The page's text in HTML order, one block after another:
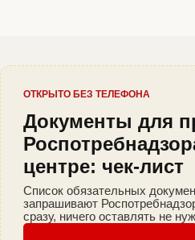
ОТКРЫТО БЕЗ ТЕЛЕФОНА
Документы для
центре: чек-лист
Список обязательных
запрашивают
сразу, ничего оставлять не